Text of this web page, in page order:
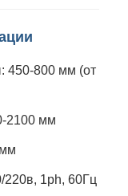
450-800 мм (от
2100 мм
220в, 1ph, 60Гц